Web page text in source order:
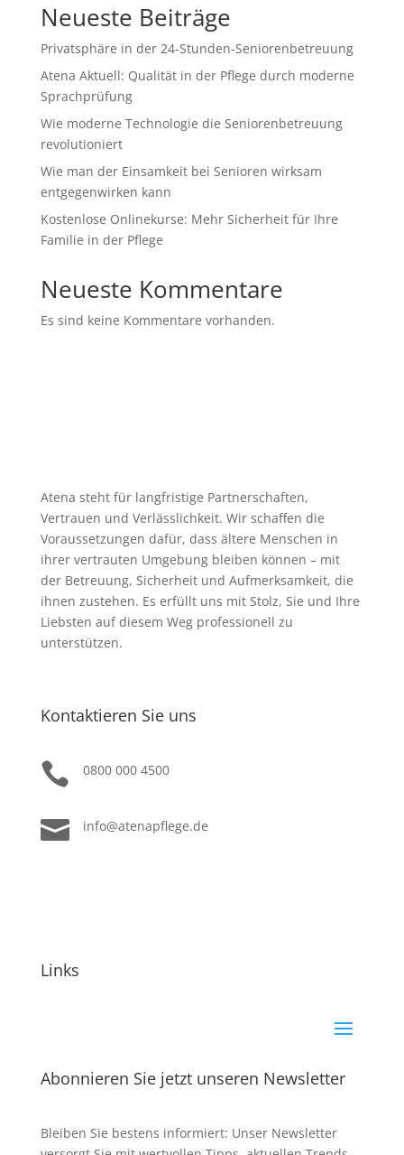
Neueste Beiträge
Privatsphäre in der 24-Stunden-Seniorenbetreuung
Atena Aktuell: Qualität in der Pflege durch moderne
Sprachprüfung
Wie moderne Technologie die Seniorenbetreuung
revolutioniert
Wie man der Einsamkeit bei Senioren wirksam
entgegenwirken kann
Kostenlose Onlinekurse: Mehr Sicherheit für Ihre
Familie in der Pflege
Neueste Kommentare
Es sind keine Kommentare vorhanden.
Atena steht für langfristige Partnerschaften,
Vertrauen und Verlässlichkeit. Wir schaffen die
Voraussetzungen dafür, dass ältere Menschen in
ihrer vertrauten Umgebung bleiben können – mit
der Betreuung, Sicherheit und Aufmerksamkeit, die
ihnen zustehen. Es erfüllt uns mit Stolz, Sie und Ihre
Liebsten auf diesem Weg professionell zu
unterstützen.
Kontaktieren Sie uns
 0800 000 4500
 info@atenapflege.de
Links
Abonnieren Sie jetzt unseren Newsletter
Bleiben Sie bestens informiert: Unser Newsletter